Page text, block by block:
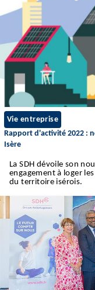
Vie entreprise
Rapport d'activité 2022 :
Isère
La SDH dévoile son
engagement à loger
du territoire isérois.